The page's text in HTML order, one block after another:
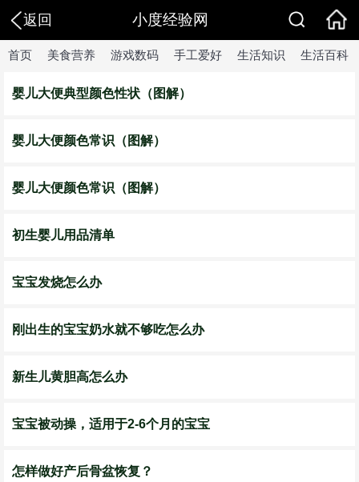
返回 小度经验网
首页 美食营养 游戏数码 手工爱好 生活知识 生活百科
婴儿大便典型颜色性状（图解）
婴儿大便颜色常识（图解）
婴儿大便颜色常识（图解）
初生婴儿用品清单
宝宝发烧怎么办
刚出生的宝宝奶水就不够吃怎么办
新生儿黄胆高怎么办
宝宝被动操，适用于2-6个月的宝宝
怎样做好产后骨盆恢复？